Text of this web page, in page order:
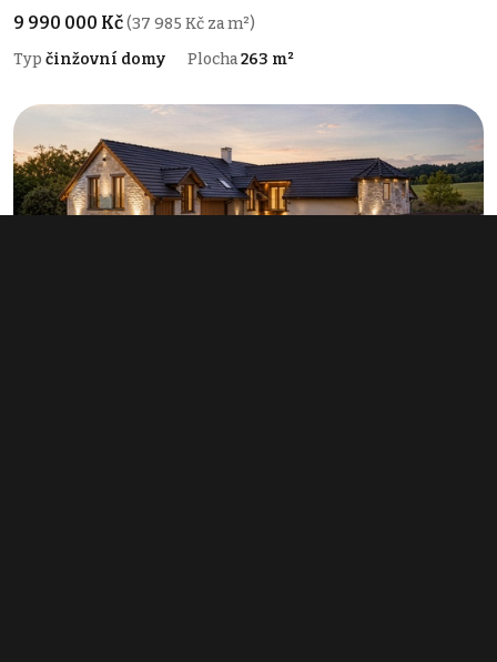
9 990 000 Kč(37 985 Kč za m²)
Typ činžovní domy Plocha263 m²